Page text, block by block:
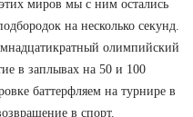
миров мы с ним остались
на несколько секунд.
олимпийский
в заплывах на 50 и 100
баттерфляем на турнире в
в спорт.